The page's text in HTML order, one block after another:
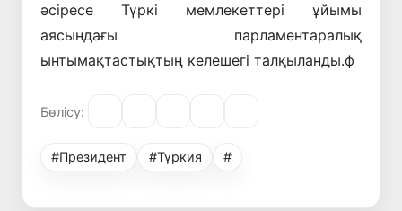
әсіресе Түркі мемлекеттері ұйымы
аясындағы парламентаралық
ынтымақтастықтың келешегі талқыланды.ф
Бөлісу:
#Президент #Түркия #